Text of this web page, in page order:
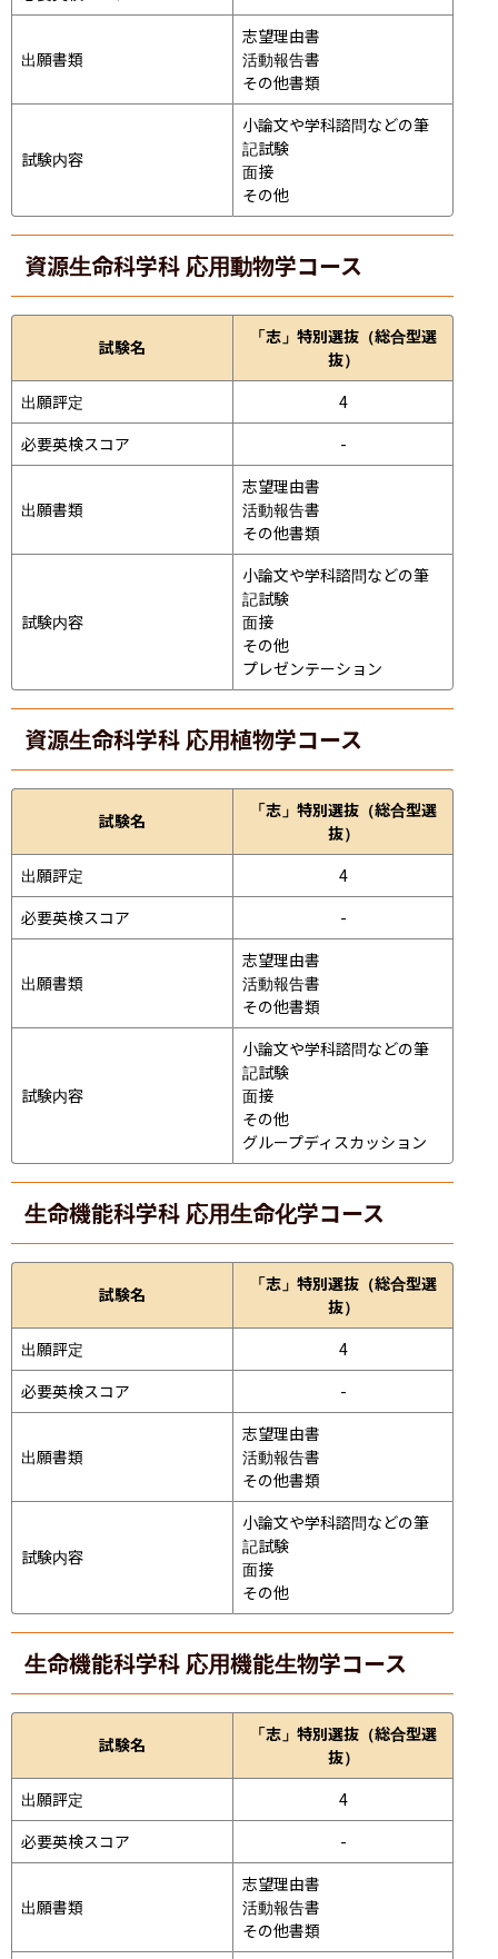
出願書類
志望理由書
活動報告書
その他書類
試験内容
小論文や学科諮問などの筆
記試験
面接
その他
資源生命科学科 応用動物学コース
試験名
「志」特別選抜（総合型選
抜）
出願評定
4
必要英検スコア
-
出願書類
志望理由書
活動報告書
その他書類
試験内容
小論文や学科諮問などの筆
記試験
面接
その他
プレゼンテーション
資源生命科学科 応用植物学コース
試験名
「志」特別選抜（総合型選
抜）
出願評定
4
必要英検スコア
-
出願書類
志望理由書
活動報告書
その他書類
試験内容
小論文や学科諮問などの筆
記試験
面接
その他
グループディスカッション
生命機能科学科 応用生命化学コース
試験名
「志」特別選抜（総合型選
抜）
出願評定
4
必要英検スコア
-
出願書類
志望理由書
活動報告書
その他書類
試験内容
小論文や学科諮問などの筆
記試験
面接
その他
生命機能科学科 応用機能生物学コース
試験名
「志」特別選抜（総合型選
抜）
出願評定
4
必要英検スコア
-
出願書類
志望理由書
活動報告書
その他書類